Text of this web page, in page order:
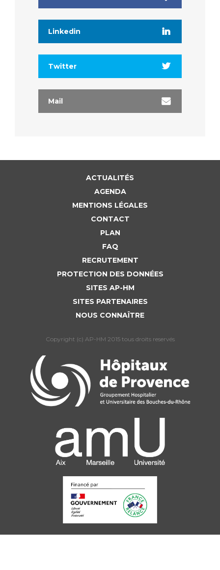
Linkedin
Twitter
Mail
ACTUALITÉS
AGENDA
MENTIONS LÉGALES
CONTACT
PLAN
FAQ
RECRUTEMENT
PROTECTION DES DONNÉES
SITES AP-HM
SITES PARTENAIRES
NOUS CONNAÎTRE
Copyright (c) AP-HM 2015 tous droits reservés